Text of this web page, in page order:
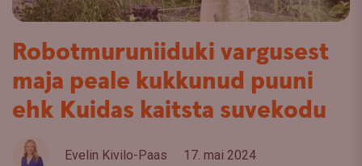
Robotmuruniiduki vargusest
maja peale kukkunud puuni
ehk Kuidas kaitsta suvekodu
Evelin Kivilo-Paas 17. mai 2024